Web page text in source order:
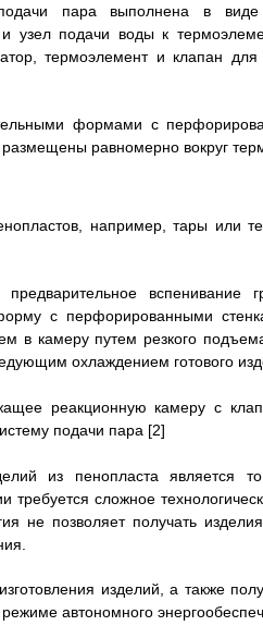
пара выполнена в виде
узел подачи воды к
термоэлемент и клапан для
формами с
равномерно вокруг
например, тары или
вспенивание
с перфорированными
в камеру путем резкого
охлаждением готового
реакционную камеру с
подачи пара [2]
из пенопласта является
требуется сложное
не позволяет получать
изделий, а также
автономного